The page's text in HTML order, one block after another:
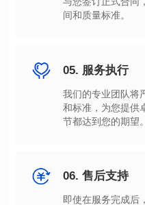
间和质量标准。
05. 服务执行
节都达到您的期望。
06. 售后支持